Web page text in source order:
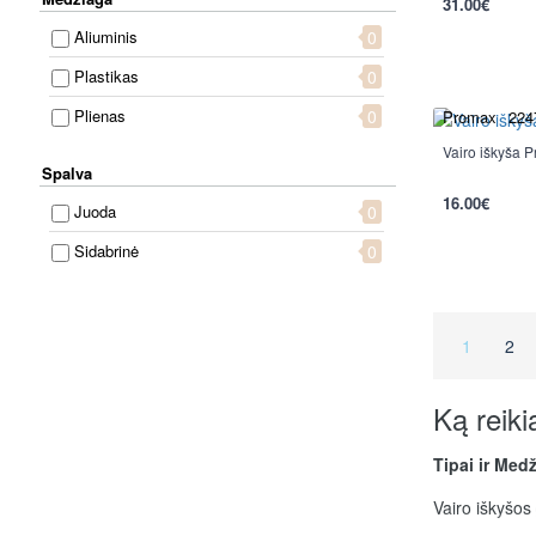
Aliuminis
0
Plastikas 0
Plienas 0
Spalva
Juoda
0
Sidabrinė 0
Promax
Vairo iškyša
16.00€
1 2
Ką
Tipai ir
Vairo